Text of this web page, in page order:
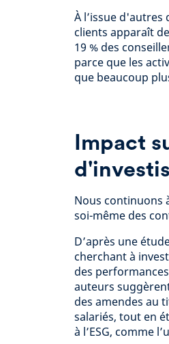
À l’issue
clients apparaît
19 % des
parce que les
que beaucoup
Impact
Nous continuons
soi-même des
D’après une
cherchant à
des
auteurs
des amendes au
salariés, tout en
à l’ESG, comme